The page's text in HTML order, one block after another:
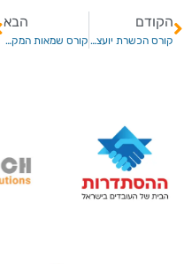
הקודם
קורס הכשרת יועצים/ משווקים פנסיוניים
הבא
קורס שמאות המקרקעין